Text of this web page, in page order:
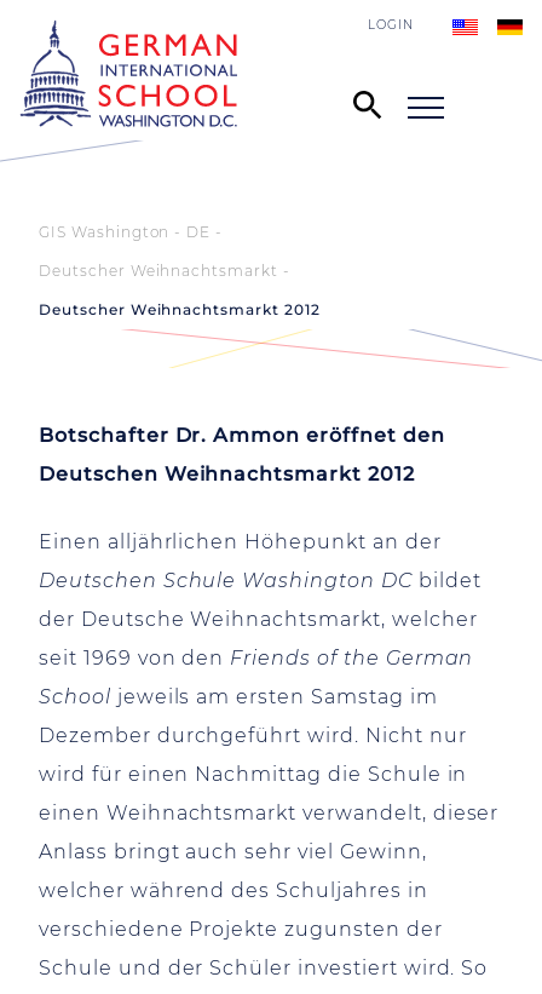
LOGIN
GIS Washington - DE
Deutscher Weihnachtsmarkt
Deutscher Weihnachtsmarkt 2012
Botschafter Dr. Ammon eröffnet den
Deutschen Weihnachtsmarkt 2012
Einen alljährlichen Höhepunkt an der
Deutschen Schule Washington DCbildet
der Deutsche Weihnachtsmarkt, welcher
seit 1969 von den Friends of the German
School jeweils am ersten Samstag im
Dezember durchgeführt wird. Nicht nur
wird für einen Nachmittag die Schule in
einen Weihnachtsmarkt verwandelt, dieser
Anlass bringt auch sehr viel Gewinn,
welcher während des Schuljahres in
verschiedene Projekte zugunsten der
Schule und der Schüler investiert wird. So